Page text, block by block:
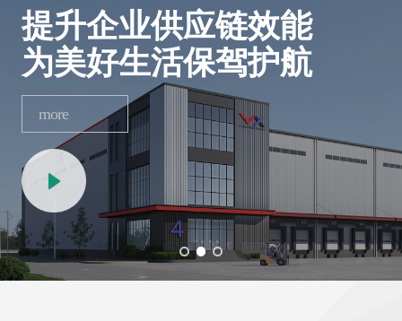
提升企业供应链效能
为美好生活保驾护航
more